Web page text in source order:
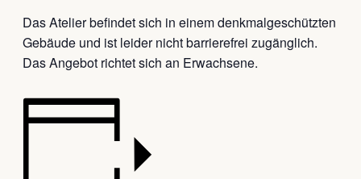
Das Atelier befindet sich in einem denkmalgeschützten
Gebäude und ist leider nicht barrierefrei zugänglich.
Das Angebot richtet sich an Erwachsene.